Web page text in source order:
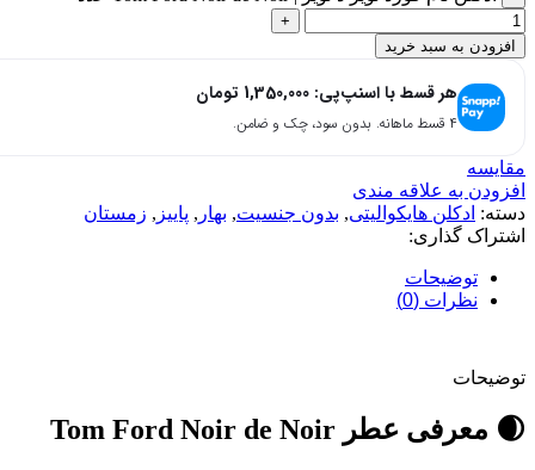
افزودن به سبد خرید
هر قسط با اسنپ‌پی: 1,350,000 تومان
۴ قسط ماهانه. بدون سود، چک و ضامن.
مقایسه
افزودن به علاقه مندی
دسته: ادکلن هایکوالیتی, بدون جنسیت, بهار , پاییز , زمستان
اشتراک گذاری:
توضیحات
نظرات (0)
توضیحات
🌒 معرفی عطر Tom Ford Noir de Noir